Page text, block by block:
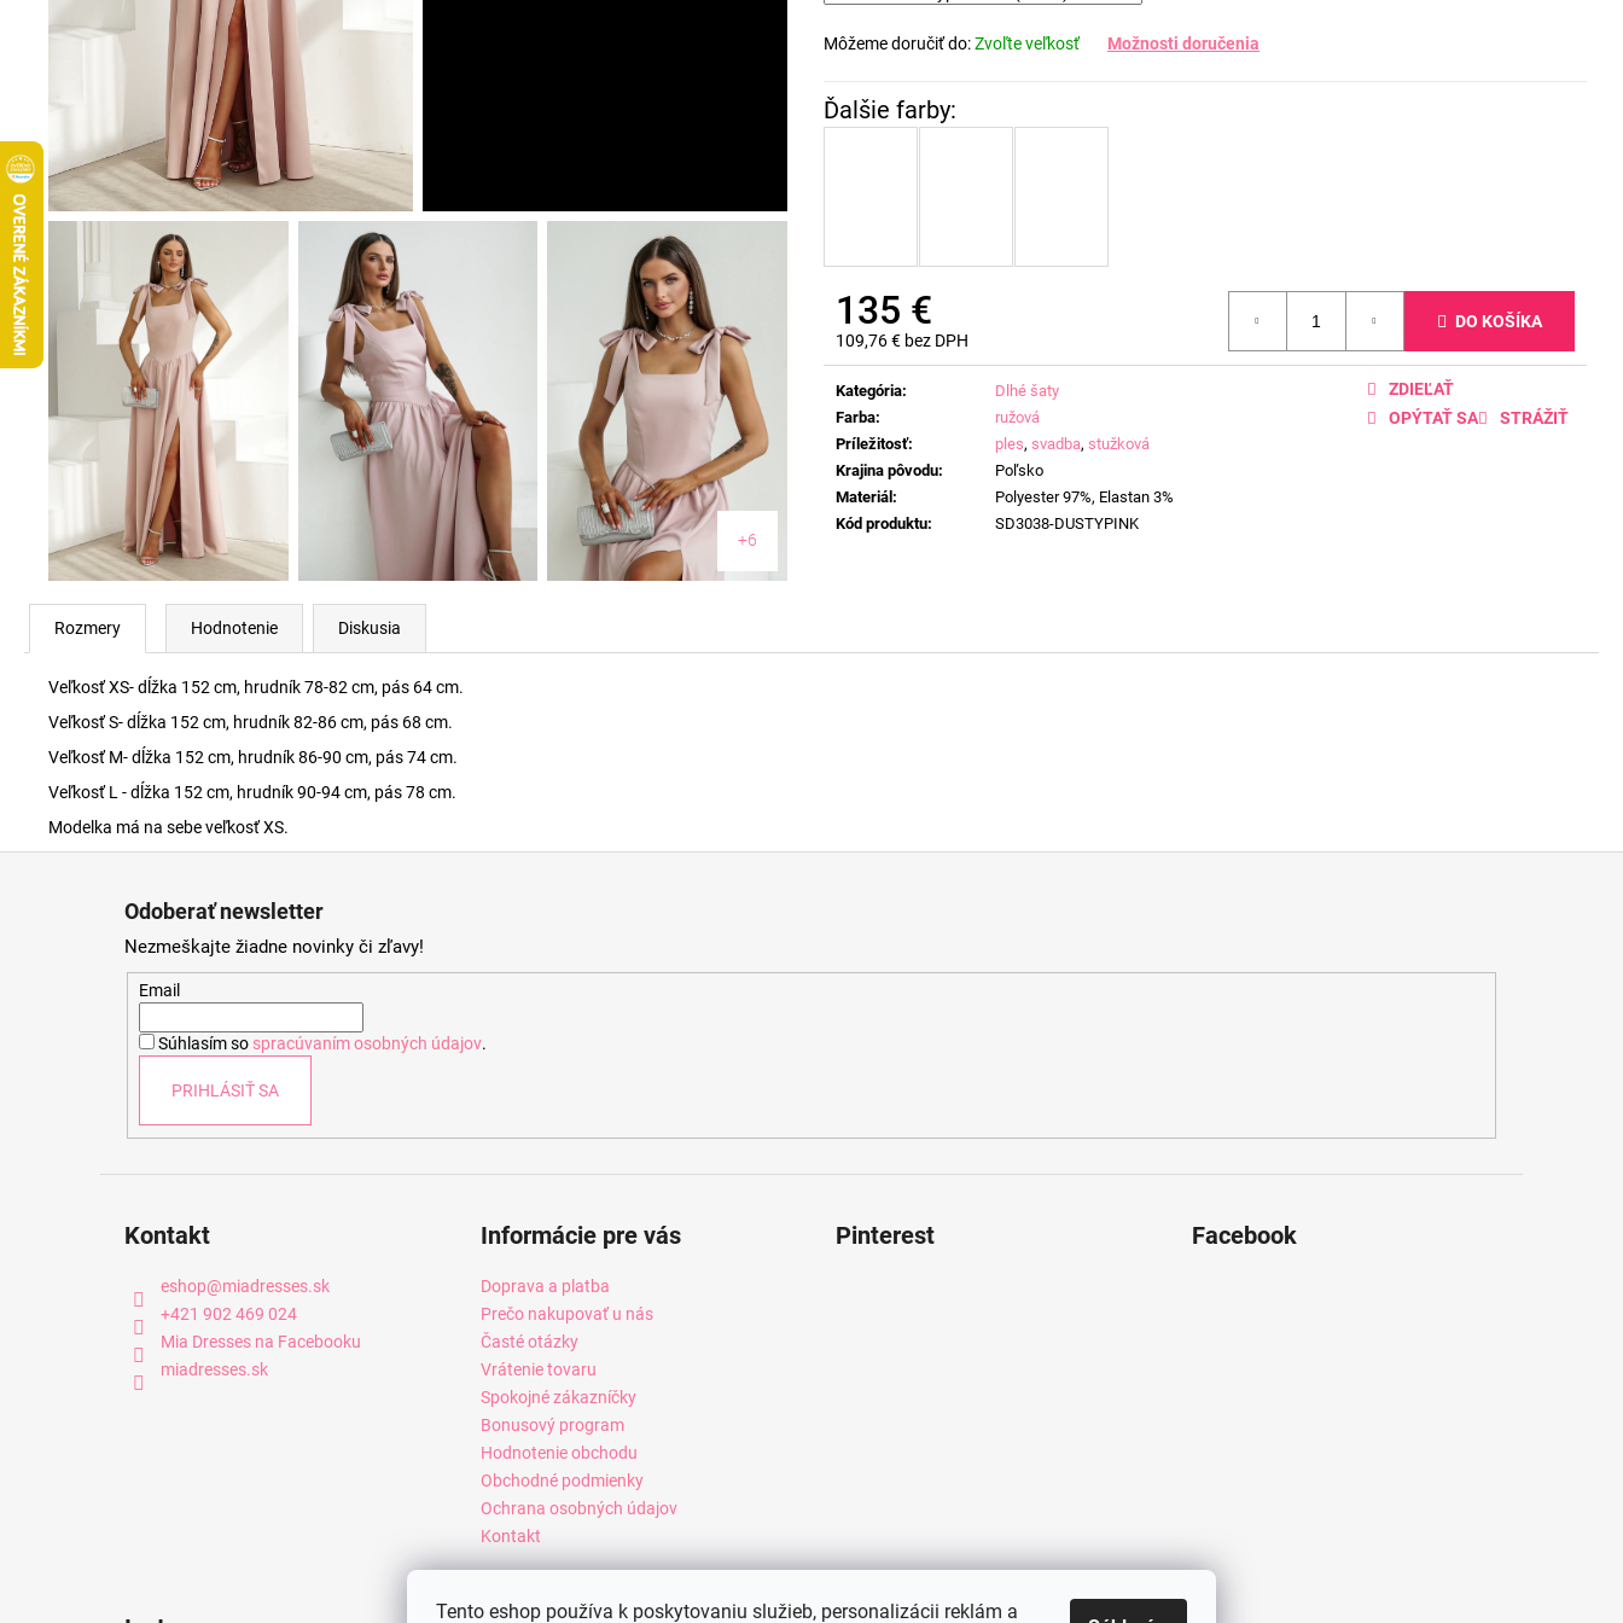
Tento eshop používa k poskytovaniu služieb, personalizácii reklám a
Môžeme doručiť do:Zvoľte veľkosť Možnosti doručenia
135 €
109,76 € bez DPH
Jednotková
cena:
DO KOŠÍKA
Kategória:
Dlhé šaty
Farba:
ružová
Príležitosť: ples, svadba, stužková
Krajina pôvodu:
Poľsko
Materiál:
Polyester 97%, Elastan 3%
Kód produktu: SD3038-DUSTYPINK
OPÝTAŤ SA STRÁŽIŤ
ZDIEĽAŤ
+6
Rozmery Hodnotenie Diskusia
Veľkosť XS- dĺžka 152 cm, hrudník 78-82 cm, pás 64 cm.
Veľkosť S- dĺžka 152 cm, hrudník 82-86 cm, pás 68 cm.
Veľkosť M- dĺžka 152 cm, hrudník 86-90 cm, pás 74 cm.
Veľkosť L - dĺžka 152 cm, hrudník 90-94 cm, pás 78 cm.
Modelka má na sebe veľkosť XS.
Odoberať newsletter
Nezmeškajte žiadne novinky či zľavy!
Email
Súhlasím so spracúvaním osobných údajov.
PRIHLÁSIŤ SA
Kontakt
eshop@miadresses.sk
+421 902 469 024
Mia Dresses na Facebooku
miadresses.sk
Informácie pre vás
Doprava a platba
Prečo nakupovať u nás
Časté otázky
Vrátenie tovaru
Spokojné zákazníčky
Bonusový program
Hodnotenie obchodu
Obchodné podmienky
Ochrana osobných údajov
Kontakt
Pinterest Facebook